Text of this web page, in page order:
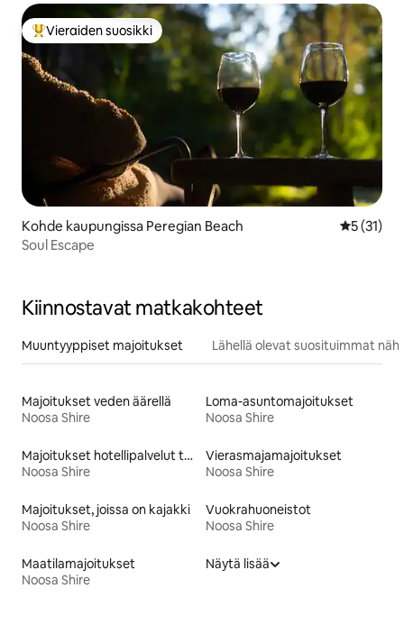
Vieraiden suosikkien parhaimmistoa
Vieraiden suosikki
Kohde kaupungissa Peregian Beach
5 (31)
Soul Escape
Kiinnostavat matkakohteet
Muuntyyppiset majoitukset Lähellä olevat suosituimmat
Majoitukset veden äärellä
Noosa Shire
Loma-asuntomajoitukset
Noosa Shire
Majoitukset hotellipalvelut tarjoavissa huoneistoissa
Noosa Shire
Vierasmajamajoitukset
Noosa Shire
Majoitukset, joissa on kajakki
Noosa Shire
Vuokrahuoneistot
Noosa Shire
Maatilamajoitukset
Noosa Shire
Näytä lisää